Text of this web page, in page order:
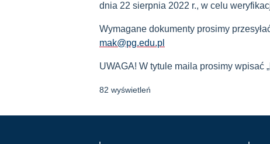
dnia 22 sierpnia 2022 r., w celu
Wymagane dokumenty prosimy
mak@pg.edu.pl
UWAGA! W tytule maila prosimy wpisać
82 wyświetleń